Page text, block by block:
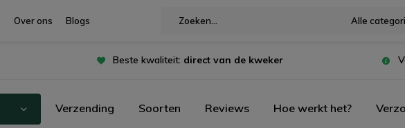
Over ons Blogs Alle
Beste kwaliteit: direct van de kweker
Verzending Soorten Reviews Hoe werkt het?